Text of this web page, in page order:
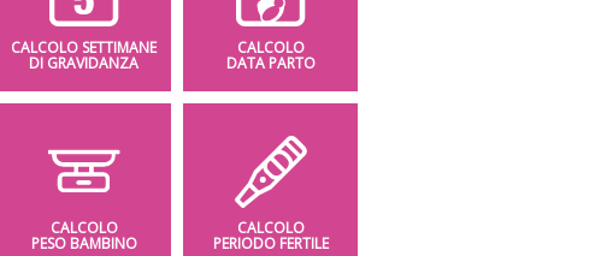
CALCOLO SETTIMANE
DI GRAVIDANZA
CALCOLO
DATA PARTO
CALCOLO
PESO BAMBINO
CALCOLO
PERIODO FERTILE